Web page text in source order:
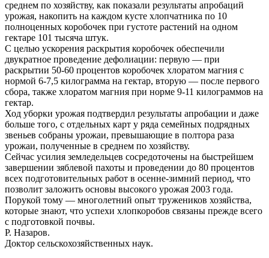
среднем по хозяйству, как показали результаты апробаций
урожая, накопить на каждом кусте хлопчатника по 10
полноценных коробочек при густоте растений на одном
гектаре 101 тысяча штук.
С целью ускорения раскрытия коробочек обеспечили
двукратное проведение дефолиации: первую — при
раскрытии 50-60 процентов коробочек хлоратом магния с
нормой 6-7,5 килограмма на гектар, вторую — после первого
сбора, также хлоратом магния при норме 9-11 килограммов на
гектар.
Ход уборки урожая подтвердил результаты апробации и даже
больше того, с отдельных карт у ряда семейных подрядных
звеньев собраны урожаи, превышающие в полтора раза
урожаи, полученные в среднем по хозяйству.
Сейчас усилия земледельцев сосредоточены на быстрейшем
завершении зяблевой пахоты и проведении до 80 процентов
всех подготовительных работ в осенне-зимний период, что
позволит заложить основы высокого урожая 2003 года.
Порукой тому — многолетний опыт тружеников хозяйства,
которые знают, что успехи хлопкоробов связаны прежде всего
с подготовкой почвы.
Р. Назаров.
Доктор сельскохозяйственных наук.